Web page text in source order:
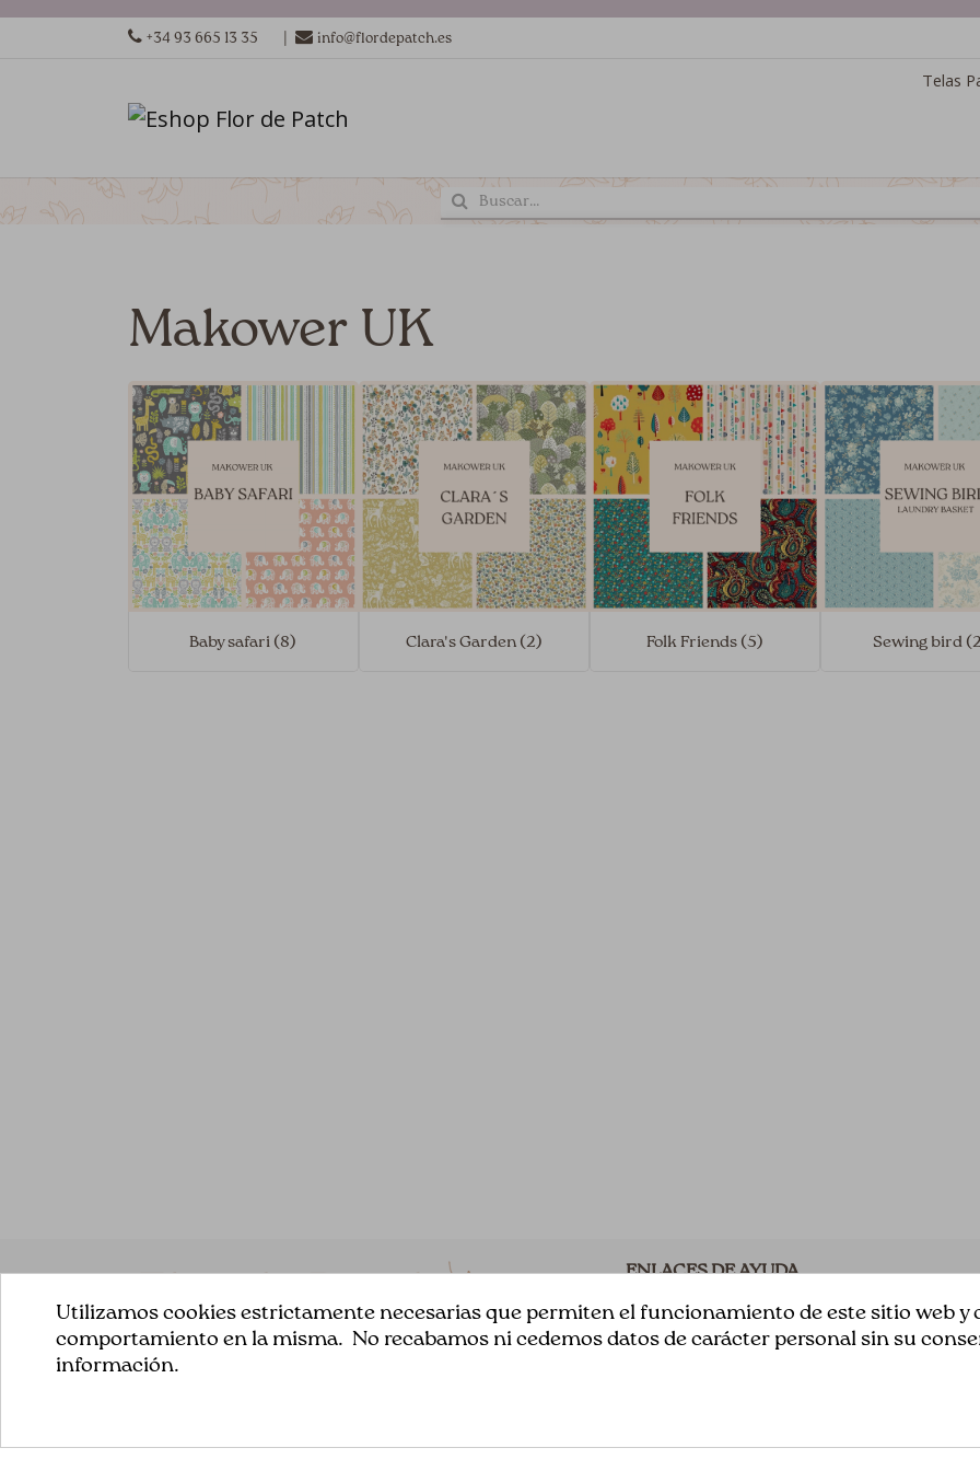
+34 93 665 13 35 | info@flordepatch.es
Telas
Makower UK
Baby safari (8) Clara's Garden (2) Folk Friends (5) Sewing bird
En nuestra tienda online ofrecemos un selecto surtido
resultados.
ENLACES DE AYUDA
Acerca de Nosotros
Utilizamos cookies estrictamente necesarias que permiten el funcionamiento de este sitio web y
comportamiento en la misma. No recabamos ni cedemos datos de carácter personal sin su
información.